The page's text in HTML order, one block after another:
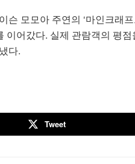
슨 모모아 주연의 ‘마인크래
이어갔다. 실제 관람객의 평점
다.
Tweet